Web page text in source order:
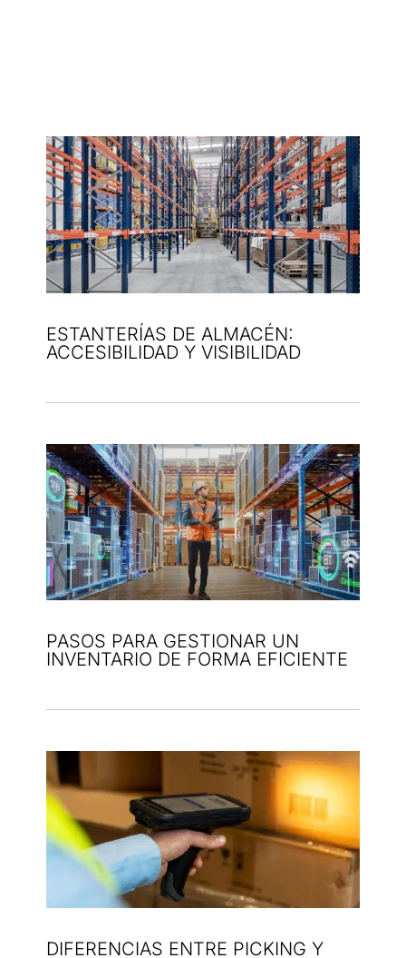
ESTANTERÍAS DE ALMACÉN:
ACCESIBILIDAD Y VISIBILIDAD
PASOS PARA GESTIONAR UN
INVENTARIO DE FORMA EFICIENTE
DIFERENCIAS ENTRE PICKING Y